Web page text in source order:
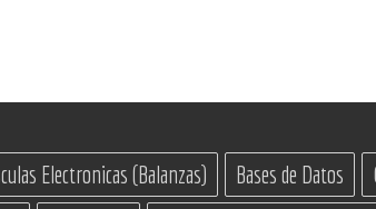
Electronicas (Balanzas) Bases de Datos